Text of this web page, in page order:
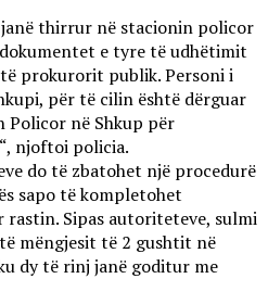
thirrur në stacionin policor
e tyre të udhëtimit
prokurorit publik. Personi i
për të cilin është dërguar
në Shkup për
njoftoi policia.
do të zbatohet një procedurë
sapo të kompletohet
Sipas autoriteteve, sulmi
mëngjesit të 2 gushtit në
dy të rinj janë goditur me